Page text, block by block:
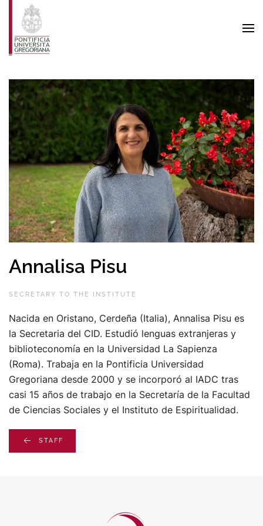
Skip to main content
Annalisa Pisu
SECRETARY TO THE INSTITUTE
Nacida en Oristano, Cerdeña (Italia), Annalisa Pisu es
la Secretaria del CID. Estudió lenguas extranjeras y
biblioteconomía en la Universidad La Sapienza
(Roma). Trabaja en la Pontificia Universidad
Gregoriana desde 2000 y se incorporó al IADC tras
casi 15 años de trabajo en la Secretaría de la Facultad
de Ciencias Sociales y el Instituto de Espiritualidad.
STAFF